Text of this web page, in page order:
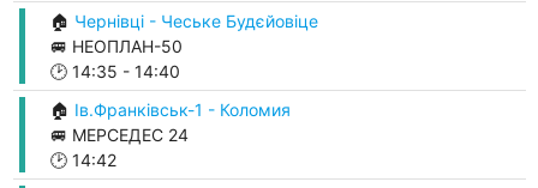
🏠 Чернівці - Чеське Будєйовіце
🚐 НЕОПЛАН-50
🕑 14:35 - 14:40
🏠 Ів.Франківськ-1 - Коломия
🚐 МЕРСЕДЕС 24
🕑 14:42